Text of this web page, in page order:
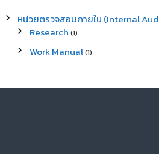
หน่วยตรวจสอบภายใน (Internal
Research (1)
Work Manual(1)